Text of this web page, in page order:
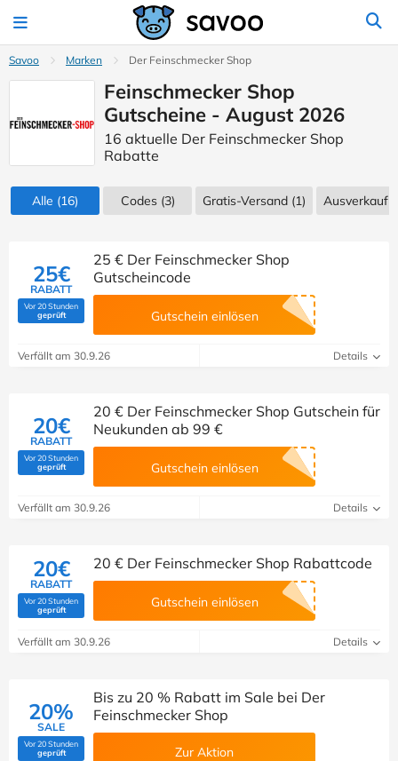
Savoo Marken Der Feinschmecker Shop
Feinschmecker Shop
Gutscheine - August 2026
16 aktuelle Der Feinschmecker Shop
Rabatte
Alle (16) Codes(3) Gratis-Versand (1) Ausverkauf
25€
RABATT
Vor 20 Stunden
geprüft(Von Savoo geprüft)
25 € Der Feinschmecker Shop
Gutscheincode
Gutschein einlösen
Verfällt am 30.9.26 Details
20€
RABATT
Vor 20 Stunden
geprüft(Von Savoo geprüft)
20 € Der Feinschmecker Shop Gutschein für
Neukunden ab 99 €
Gutschein einlösen
Verfällt am 30.9.26 Details
20€
RABATT
Vor 20 Stunden
geprüft(Von Savoo geprüft)
20 € Der Feinschmecker Shop Rabattcode
Gutschein einlösen
Verfällt am 30.9.26 Details
20%
SALE
Vor 20 Stunden
geprüft(Von Savoo geprüft)
Bis zu 20 % Rabatt im Sale bei Der
Feinschmecker Shop
Zur Aktion